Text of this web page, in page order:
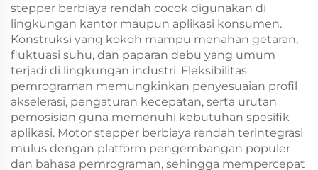
stepper berbiaya rendah cocok digunakan di
lingkungan kantor maupun aplikasi konsumen.
Konstruksi yang kokoh mampu menahan getaran,
fluktuasi suhu, dan paparan debu yang umum
terjadi di lingkungan industri. Fleksibilitas
pemrograman memungkinkan penyesuaian profil
akselerasi, pengaturan kecepatan, serta urutan
pemosisian guna memenuhi kebutuhan spesifik
aplikasi. Motor stepper berbiaya rendah terintegrasi
mulus dengan platform pengembangan populer
dan bahasa pemrograman, sehingga mempercepat